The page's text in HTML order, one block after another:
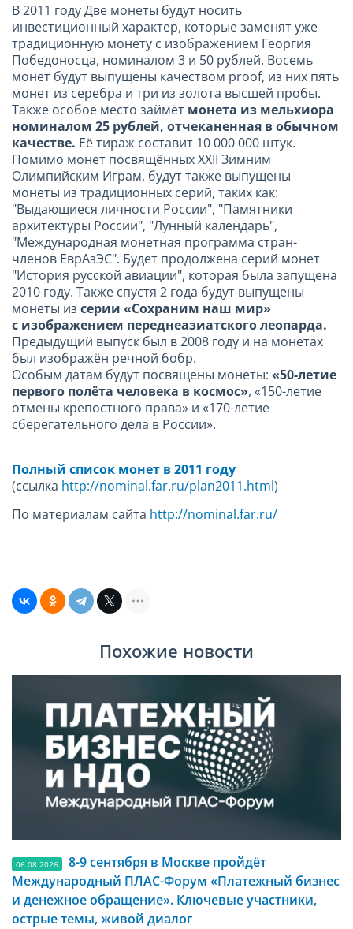
В 2011 году Две монеты будут носить
инвестиционный характер, которые заменят уже
традиционную монету с изображением Георгия
Победоносца, номиналом 3 и 50 рублей. Восемь
монет будут выпущены качеством proof, из них пять
монет из серебра и три из золота высшей пробы.
Также особое место займёт монета из мельхиора
номиналом 25 рублей, отчеканенная в обычном
качестве. Её тираж составит 10 000 000 штук.
Помимо монет посвящённых XXII Зимним
Олимпийским Играм, будут также выпущены
монеты из традиционных серий, таких как:
"Выдающиеся личности России", "Памятники
архитектуры России", "Лунный календарь",
"Международная монетная программа стран-
членов ЕврАзЭС". Будет продолжена серий монет
"История русской авиации", которая была запущена
2010 году. Также спустя 2 года будут выпущены
монеты из серии «Сохраним наш мир»
с изображением переднеазиатского леопарда.
Предыдущий выпуск был в 2008 году и на монетах
был изображён речной бобр.
Особым датам будут посвящены монеты: «50-летие
первого полёта человека в космос», «150-летие
отмены крепостного права» и «170-летие
сберегательного дела в России».
Полный список монет в2011 году
(ссылка http://nominal.far.ru/plan2011.html)
По материалам сайта http://nominal.far.ru/
Похожие новости
06.08.2026
8-9 сентября в Москве пройдёт
Международный ПЛАС-Форум «Платежный бизнес
и денежное обращение». Ключевые участники,
острые темы, живой диалог